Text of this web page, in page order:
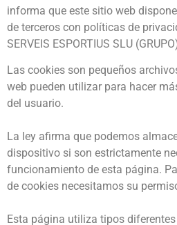
informa que este sitio web
de terceros con políticas de
SERVEIS ESPORTIUS SLU
Las cookies son pequeños
web pueden utilizar para hacer
del usuario.
La ley afirma que podemos
dispositivo si son estrictamente
funcionamiento de esta página.
de cookies necesitamos su
Esta página utiliza tipos